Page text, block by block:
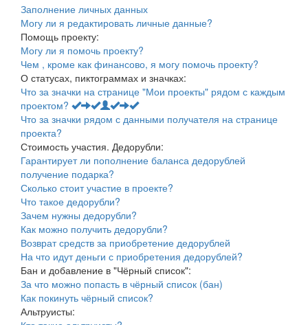
Заполнение личных данных
Могу ли я редактировать личные данные?
Помощь проекту:
Могу ли я помочь проекту?
Чем , кроме как финансово, я могу помочь проекту?
О статусах, пиктограммах и значках:
Что за значки на странице "Мои проекты" рядом с каждым
проектом?
Что за значки рядом с данными получателя на странице
проекта?
Стоимость участия. Дедорубли:
Гарантирует ли пополнение баланса дедорублей
получение подарка?
Сколько стоит участие в проекте?
Что такое дедорубли?
Зачем нужны дедорубли?
Как можно получить дедорубли?
Возврат средств за приобретение дедорублей
На что идут деньги с приобретения дедорублей?
Бан и добавление в "Чёрный список":
За что можно попасть в чёрный список (бан)
Как покинуть чёрный список?
Альтруисты: